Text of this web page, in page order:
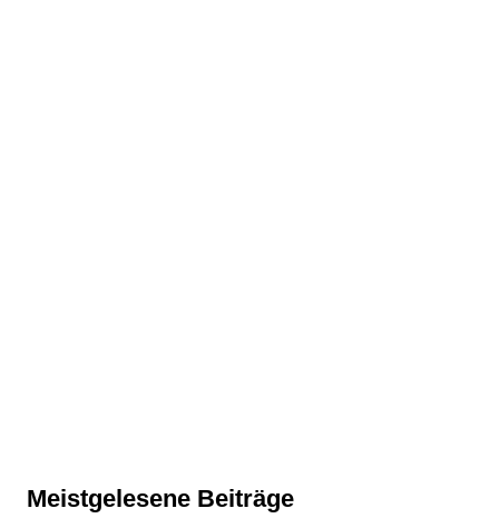
Meistgelesene Beiträge